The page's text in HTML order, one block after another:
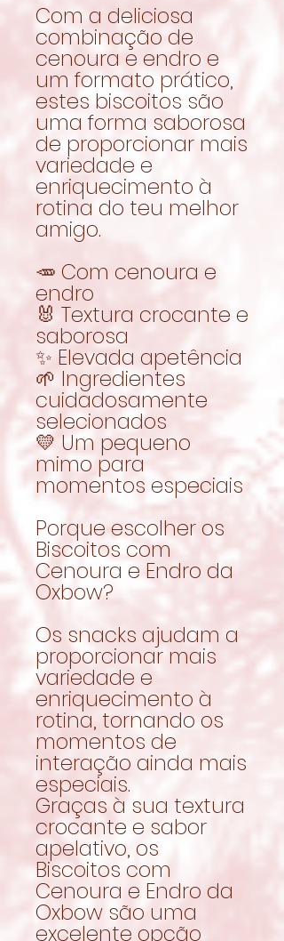
Com a deliciosa
combinação de
cenoura e endro e
um formato prático,
estes biscoitos são
uma forma saborosa
de proporcionar mais
variedade e
enriquecimento à
rotina do teu melhor
amigo.
🥕 Com cenoura e
endro
🐰 Textura crocante e
saborosa
✨ Elevada apetência
🌱 Ingredientes
cuidadosamente
selecionados
💛 Um pequeno
mimo para
momentos especiais
Porque escolher os
Biscoitos com
Cenoura e Endro da
Oxbow?
Os snacks ajudam a
proporcionar mais
variedade e
enriquecimento à
rotina, tornando os
momentos de
interação ainda mais
especiais.
Graças à sua textura
crocante e sabor
apelativo, os
Biscoitos com
Cenoura e Endro da
Oxbow são uma
excelente opção